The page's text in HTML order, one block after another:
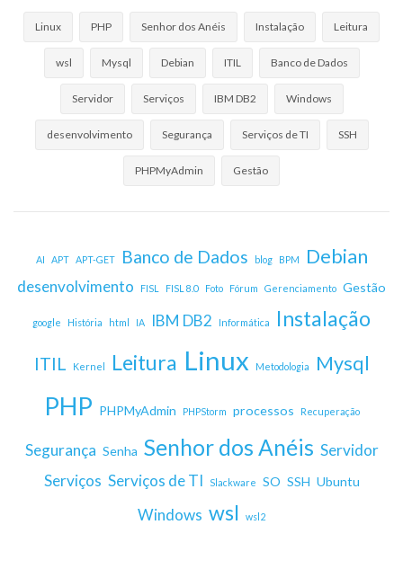
Linux PHP Senhor dos Anéis Instalação Leitura
wsl Mysql Debian ITIL Banco de Dados
Servidor Serviços IBM DB2 Windows
desenvolvimento Segurança Serviços de TI SSH
PHPMyAdmin Gestão
AI APT APT-GET Banco de Dados blog BPM Debian
desenvolvimento FISL FISL 8.0 Foto Fórum Gerenciamento Gestão
google História html IA IBM DB2 Informática Instalação
ITIL Kernel Leitura Linux Metodologia Mysql
PHP PHPMyAdmin PHPStorm processos Recuperação
Segurança Senha Senhor dos Anéis Servidor
Serviços Serviços de TI Slackware SO SSH Ubuntu
Windows wsl wsl2